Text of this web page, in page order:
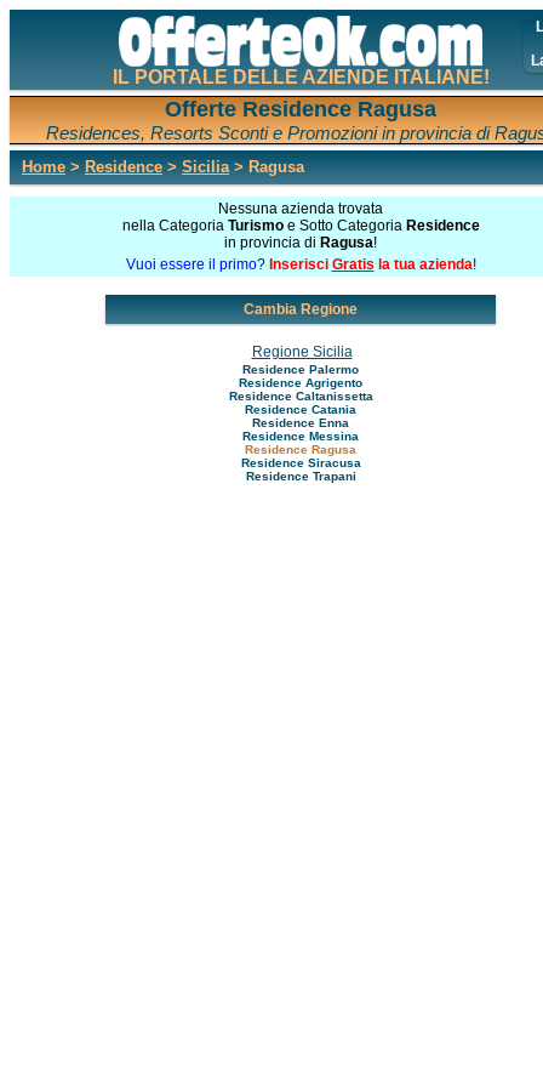
IL PORTALE DELLE AZIENDE ITALIANE!
Offerte Residence Ragusa
Residences, Resorts Sconti e Promozioni in provincia di
Home > Residence > Sicilia> Ragusa
Nessuna azienda trovata
nella Categoria Turismoe Sotto Categoria Residence
in provincia di Ragusa!
Vuoi essere il primo? Inserisci Gratis la tua azienda!
Cambia Regione
Regione Sicilia
Residence Palermo
Residence Agrigento
Residence Caltanissetta
Residence Catania
Residence Enna
Residence Messina
Residence Ragusa
Residence Siracusa
Residence Trapani